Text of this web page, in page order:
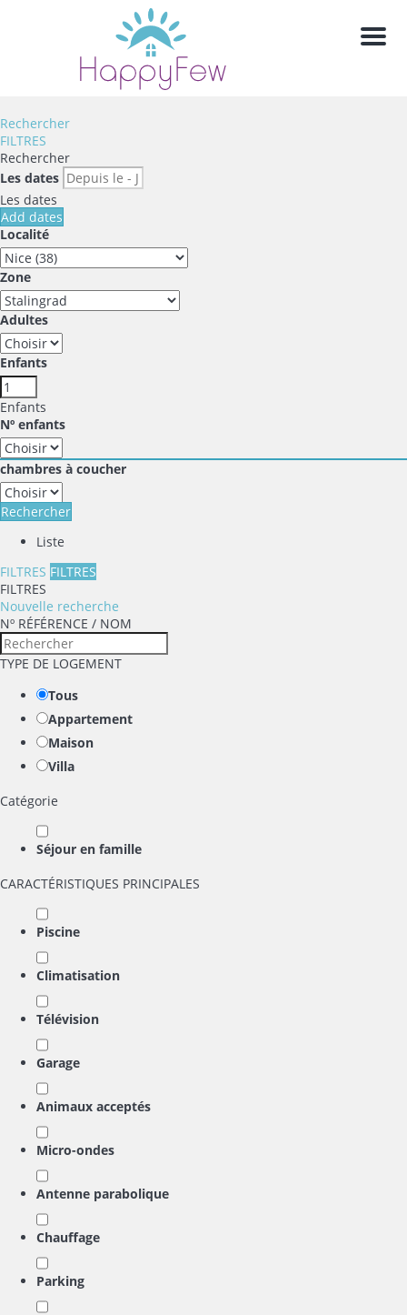
Menu
Rechercher
FILTRES
Rechercher
Les dates
Les dates
Add dates
Localité
Zone
Adultes
Enfants
Enfants
Nº enfants
chambres à coucher
Rechercher
Liste
FILTRES FILTRES
FILTRES
Nouvelle recherche
Nº RÉFÉRENCE / NOM
TYPE DE LOGEMENT
Tous
Appartement
Maison
Villa
Catégorie
Séjour en famille
CARACTÉRISTIQUES PRINCIPALES
Piscine
Climatisation
Télévision
Garage
Animaux acceptés
Micro-ondes
Antenne parabolique
Chauffage
Parking